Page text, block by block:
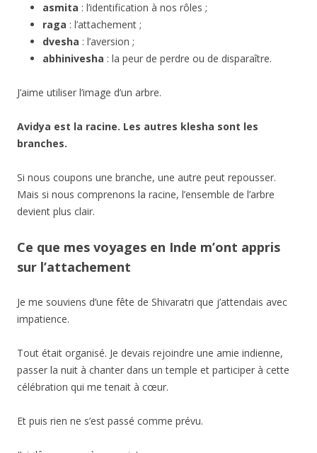
asmita : l’identification à nos rôles ;
raga : l’attachement ;
dvesha : l’aversion ;
abhinivesha : la peur de perdre ou de disparaître.
J’aime utiliser l’image d’un arbre.
Avidya est la racine. Les autres klesha sont les
branches.
Si nous coupons une branche, une autre peut repousser.
Mais si nous comprenons la racine, l’ensemble de l’arbre
devient plus clair.
Ce que mes voyages en Inde m’ont appris
sur l’attachement
Je me souviens d’une fête de Shivaratri que j’attendais avec
impatience.
Tout était organisé. Je devais rejoindre une amie indienne,
passer la nuit à chanter dans un temple et participer à cette
célébration qui me tenait à cœur.
Et puis rien ne s’est passé comme prévu.